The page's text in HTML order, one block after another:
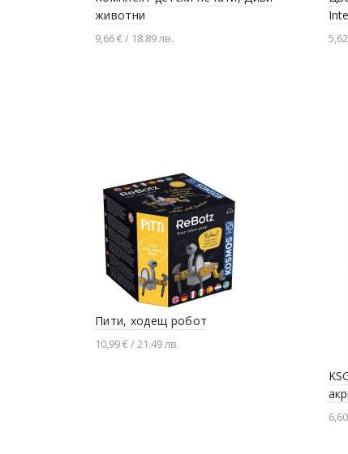
животни
9,66 € / 18.89 лв.
Пити, ходещ робот
10,99 € / 21.49 лв.